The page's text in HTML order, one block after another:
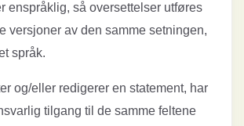
enspråklig, så oversettelser utføres
versjoner av den samme setningen,
språk.
og/eller redigerer en statement, har
tilgang til de samme feltene